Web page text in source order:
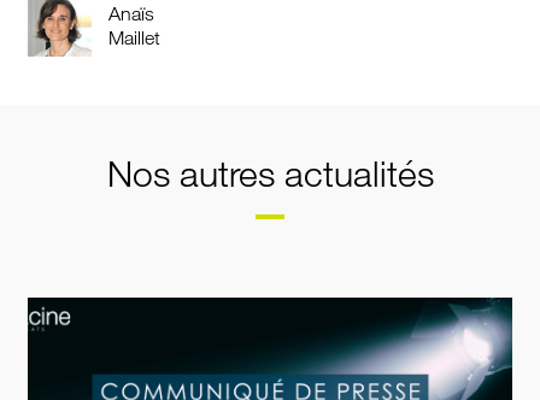
Anaïs
Maillet
Nos autres actualités